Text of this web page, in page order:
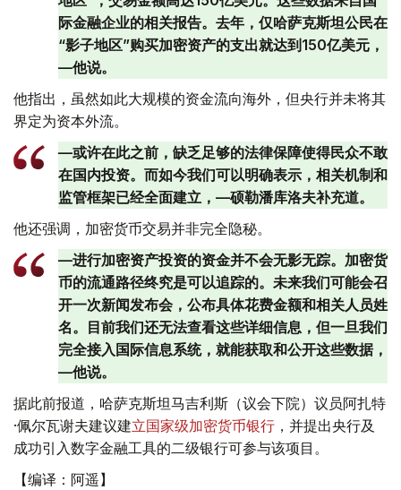
际金融企业的相关报告。去年，仅哈萨克斯坦公民在
“影子地区”购买加密资产的支出就达到150亿美元，
—他说。
他指出，虽然如此大规模的资金流向海外，但央行并未将其
界定为资本外流。
—或许在此之前，缺乏足够的法律保障使得民众不敢
在国内投资。而如今我们可以明确表示，相关机制和
监管框架已经全面建立，—硕勒潘库洛夫补充道。
他还强调，加密货币交易并非完全隐秘。
—进行加密资产投资的资金并不会无影无踪。加密货
币的流通路径终究是可以追踪的。未来我们可能会召
开一次新闻发布会，公布具体花费金额和相关人员姓
名。目前我们还无法查看这些详细信息，但一旦我们
完全接入国际信息系统，就能获取和公开这些数据，
—他说。
据此前报道，哈萨克斯坦马吉利斯（议会下院）议员阿扎特
·佩尔瓦谢夫建议建立国家级加密货币银行 ，并提出央行及
成功引入数字金融工具的二级银行可参与该项目。
【编译：阿遥】